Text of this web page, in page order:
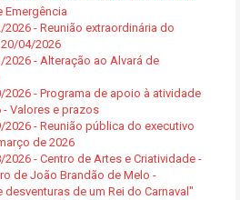
Emergência
2026 - Reunião extraordinária do
04/2026
2026 - Alteração ao Alvará de
2026 - Programa de apoio à atividade
- Valores e prazos
2026 - Reunião pública do executivo
de 2026
2026 - Centro de Artes e Criatividade -
de João Brandão de Melo -
desventuras de um Rei do Carnaval"